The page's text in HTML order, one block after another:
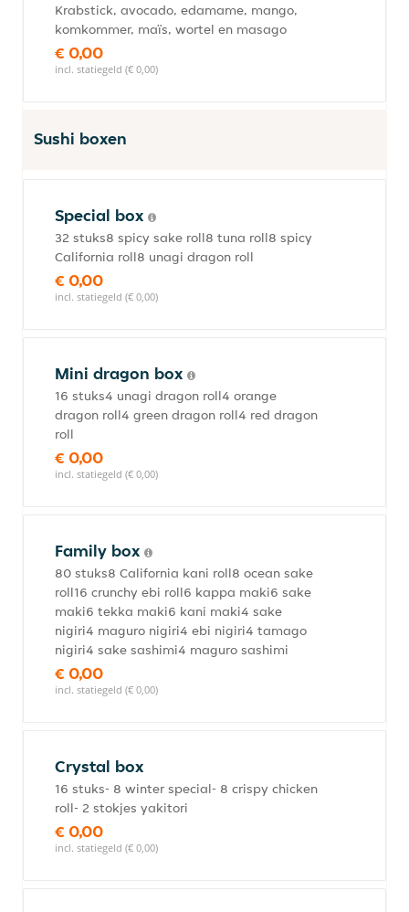
Krabstick, avocado, edamame, mango,
komkommer, maïs, wortel en masago
€ 0,00
incl. statiegeld (€ 0,00)
Sushi boxen
Special box
32 stuks8 spicy sake roll8 tuna roll8 spicy
California roll8 unagi dragon roll
€ 0,00
incl. statiegeld (€ 0,00)
Mini dragon box
16 stuks4 unagi dragon roll4 orange
dragon roll4 green dragon roll4 red dragon
roll
€ 0,00
incl. statiegeld (€ 0,00)
Family box
80 stuks8 California kani roll8 ocean sake
roll16 crunchy ebi roll6 kappa maki6 sake
maki6 tekka maki6 kani maki4 sake
nigiri4 maguro nigiri4 ebi nigiri4 tamago
nigiri4 sake sashimi4 maguro sashimi
€ 0,00
incl. statiegeld (€ 0,00)
Crystal box
16 stuks- 8 winter special- 8 crispy chicken
roll- 2 stokjes yakitori
€ 0,00
incl. statiegeld (€ 0,00)